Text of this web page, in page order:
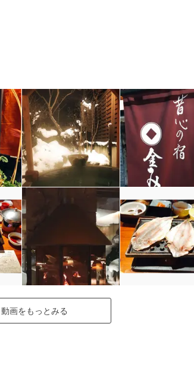
画をもっとみる